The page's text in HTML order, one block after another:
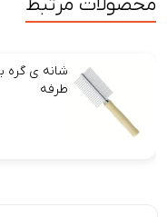
شانه ی گره
طرفه